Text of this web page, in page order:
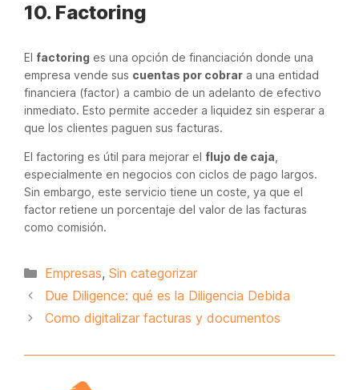
10. Factoring
El factoring es una opción de financiación donde una
empresa vende sus cuentas por cobrar a una entidad
financiera (factor) a cambio de un adelanto de efectivo
inmediato. Esto permite acceder a liquidez sin esperar a
que los clientes paguen sus facturas.
El factoring es útil para mejorar el flujo de caja,
especialmente en negocios con ciclos de pago largos.
Sin embargo, este servicio tiene un coste, ya que el
factor retiene un porcentaje del valor de las facturas
como comisión.
Categorías
Empresas, Sin categorizar
Due Diligence: qué es la Diligencia Debida
Como digitalizar facturas y documentos